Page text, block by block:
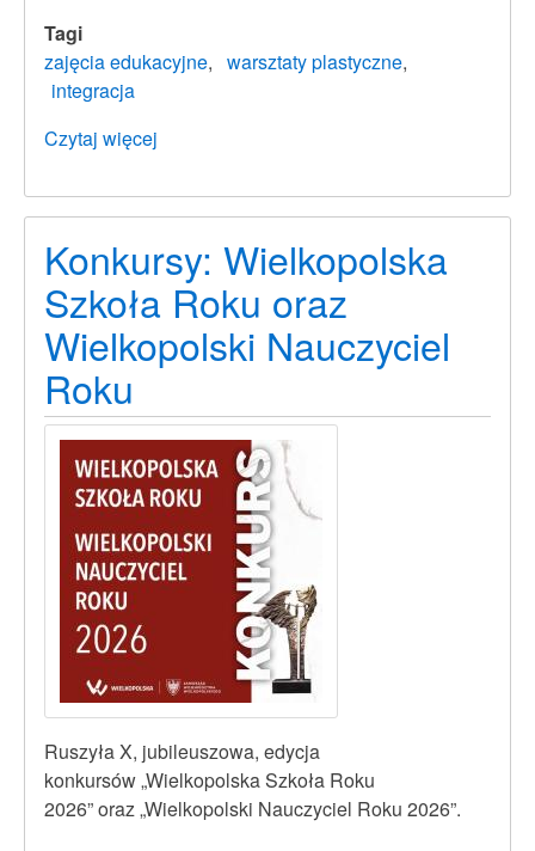
Tagi
zajęcia edukacyjne
warsztaty plastyczne
integracja
Czytaj więcej
z
wakacji
Konkursy: Wielkopolska
Szkoła Roku oraz
Wielkopolski Nauczyciel
Roku
Ruszyła X, jubileuszowa, edycja
konkursów „Wielkopolska Szkoła Roku
2026” oraz „Wielkopolski Nauczyciel Roku 2026”.